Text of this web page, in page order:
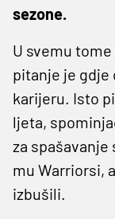
sezone.
U svemu
pitanje je gdje
karijeru. Isto
ljeta,
za
mu Warriorsi,
izbušili.